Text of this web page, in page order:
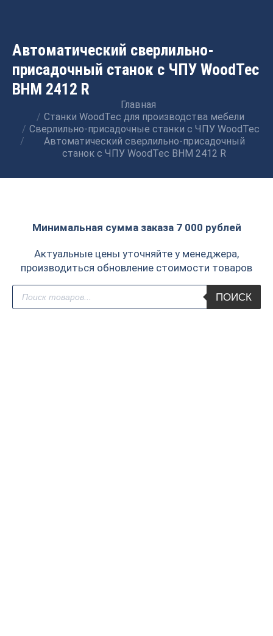
Автоматический сверлильно-
присадочный станок с ЧПУ WoodTec
BHM 2412 R
Главная
Станки WoodTec для производства мебели
Сверлильно-присадочные станки с ЧПУ WoodTec
Автоматический сверлильно-присадочный
станок с ЧПУ WoodTec BHM 2412 R
Минимальная сумма заказа 7 000 рублей
Актуальные цены уточняйте у менеджера,
производиться обновление стоимости товаров
Поиск
товаров
ПОИСК